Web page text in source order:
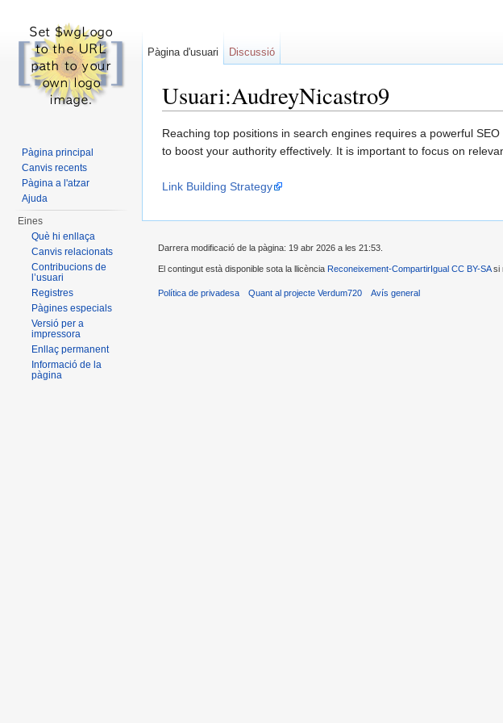
Usuari:AudreyNicastro9
Reaching top positions in search engines requires a powerful
to boost your authority effectively. It is important to focus on
Link Building Strategy
Pàgina d'usuari Discussió
Pàgina principal
Canvis recents
Pàgina a l'atzar
Ajuda
Eines
Què hi enllaça
Canvis relacionats
Contribucions de
l’usuari
Registres
Pàgines especials
Versió per a
impressora
Enllaç permanent
Informació de la
pàgina
Darrera modificació de la pàgina: 19 abr 2026 a les 21:53.
El contingut està disponible sota la llicència Reconeixement-CompartirIgual CC BY-SAsi
Política de privadesa Quant al projecte Verdum720 Avís general